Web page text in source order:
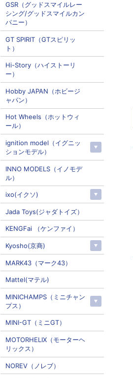
GSR（グッドスマイルレー
シング/グッドスマイルカン
パニー）
GT SPIRIT（GTスピリッ
ト）
Hi-Story（ハイストーリ
ー）
Hobby JAPAN（ホビージ
ャパン）
Hot Wheels（ホットウィ
ール）
ignition model（イグニッ
ションモデル）
INNO MODELS（イノモデ
ル）
ixo(イクソ)
Jada Toys(ジャダトイズ）
KENGFai （ケンファイ）
Kyosho(京商)
MARK43（マーク43）
Mattel(マテル)
MINICHAMPS（ミニチャン
プス）
MINI-GT（ミニGT）
MOTORHELIX（モーターヘ
リックス）
NOREV（ノレブ）